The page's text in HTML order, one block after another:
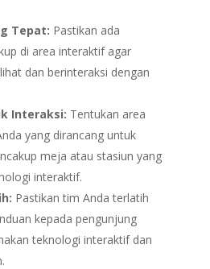
Tepat: Pastikan ada
di area interaktif agar
dan berinteraksi dengan
Interaksi: Tentukan area
yang dirancang untuk
meja atau stasiun yang
interaktif.
Pastikan tim Anda terlatih
kepada pengunjung
teknologi interaktif dan